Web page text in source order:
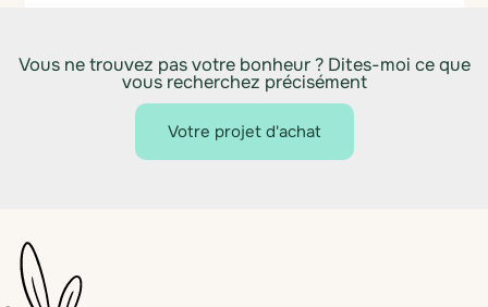
Vous ne trouvez pas votre bonheur ? Dites-moi ce que
vous recherchez précisément
Votre projet d'achat